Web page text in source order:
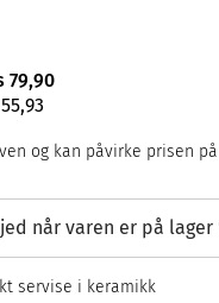
79,90
og kan påvirke prisen
når varen er på lager
servise i keramikk